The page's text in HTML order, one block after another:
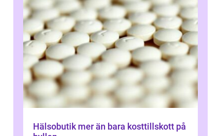
Hälsobutik mer än bara kosttillskott på